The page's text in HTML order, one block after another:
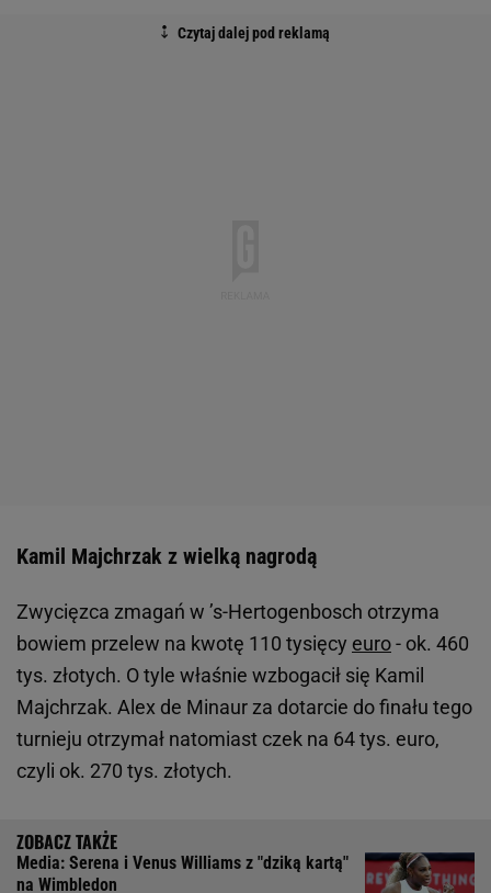
Kamil Majchrzak z wielką nagrodą
Zwycięzca zmagań w ’s-Hertogenbosch otrzyma
bowiem przelew na kwotę 110 tysięcy euro- ok. 460
tys. złotych. O tyle właśnie wzbogacił się Kamil
Majchrzak. Alex de Minaur za dotarcie do finału tego
turnieju otrzymał natomiast czek na 64 tys. euro,
czyli ok. 270 tys. złotych.
Media: Serena i Venus Williams z "dziką kartą"
na Wimbledon